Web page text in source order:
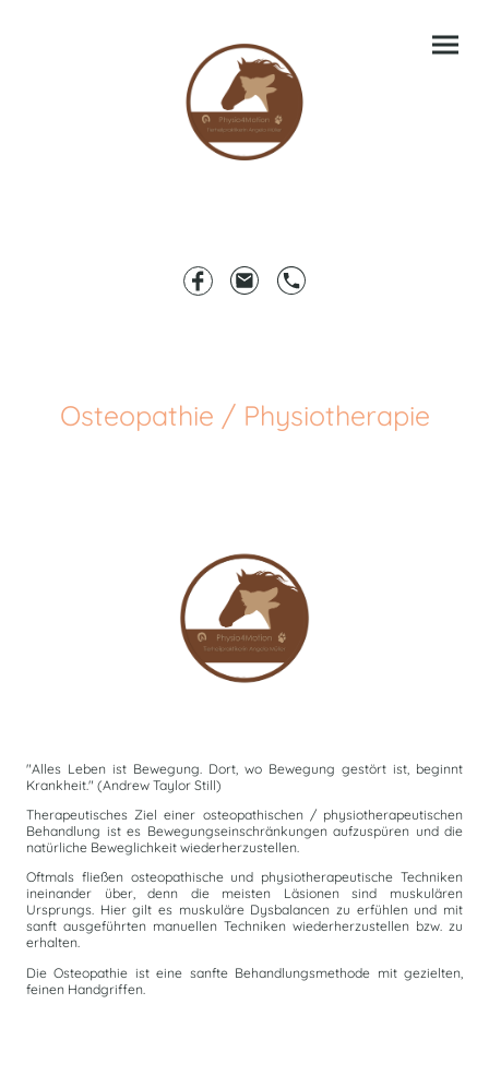
Osteopathie / Physiotherapie
"Alles Leben ist Bewegung. Dort, wo Bewegung gestört ist, beginnt
Krankheit." (Andrew Taylor Still)
Therapeutisches Ziel einer osteopathischen / physiotherapeutischen
Behandlung ist es Bewegungseinschränkungen aufzuspüren und die
natürliche Beweglichkeit wiederherzustellen.
Oftmals fließen osteopathische und physiotherapeutische Techniken
ineinander über, denn die meisten Läsionen sind muskulären
Ursprungs. Hier gilt es muskuläre Dysbalancen zu erfühlen und mit
sanft ausgeführten manuellen Techniken wiederherzustellen bzw. zu
erhalten.
Die Osteopathie ist eine sanfte Behandlungsmethode mit gezielten,
feinen Handgriffen.